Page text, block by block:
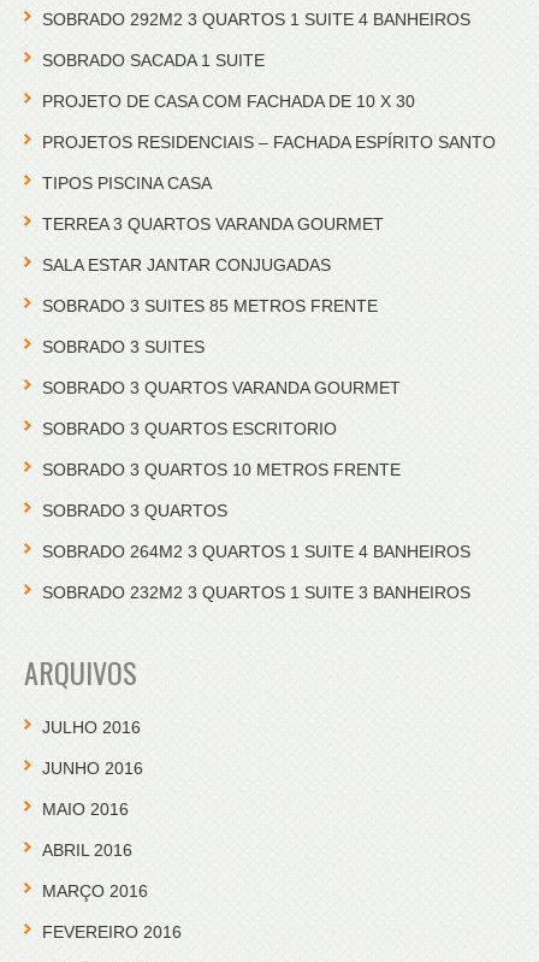
SOBRADO 292M2 3 QUARTOS 1 SUITE 4 BANHEIROS
SOBRADO SACADA 1 SUITE
PROJETO DE CASA COM FACHADA DE 10 X 30
PROJETOS RESIDENCIAIS – FACHADA ESPÍRITO SANTO
TIPOS PISCINA CASA
TERREA 3 QUARTOS VARANDA GOURMET
SALA ESTAR JANTAR CONJUGADAS
SOBRADO 3 SUITES 85 METROS FRENTE
SOBRADO 3 SUITES
SOBRADO 3 QUARTOS VARANDA GOURMET
SOBRADO 3 QUARTOS ESCRITORIO
SOBRADO 3 QUARTOS 10 METROS FRENTE
SOBRADO 3 QUARTOS
SOBRADO 264M2 3 QUARTOS 1 SUITE 4 BANHEIROS
SOBRADO 232M2 3 QUARTOS 1 SUITE 3 BANHEIROS
ARQUIVOS
JULHO 2016
JUNHO 2016
MAIO 2016
ABRIL 2016
MARÇO 2016
FEVEREIRO 2016